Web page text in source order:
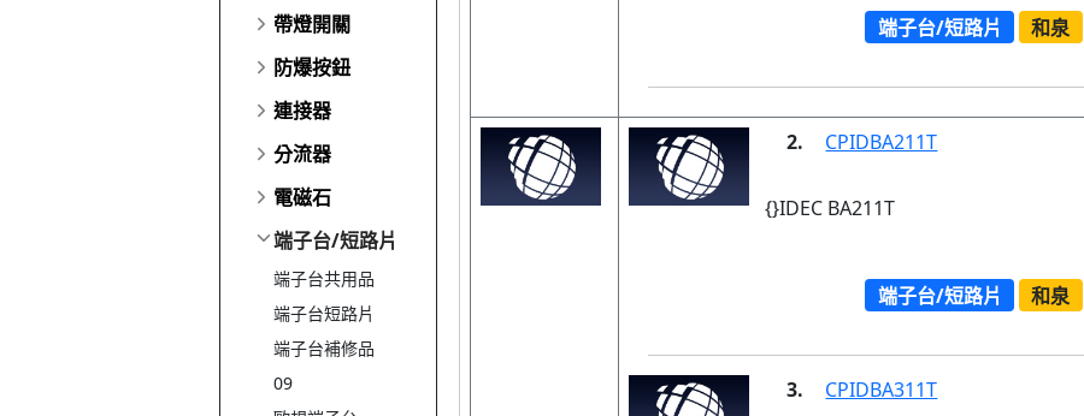
帶燈開關
防爆按鈕
連接器
分流器
電磁石
端子台/短路片
端子台共用品
端子台短路片
端子台補修品
09
端子台/短路片 和泉
2. CPIDBA211T
{}IDEC BA211T
端子台/短路片 和泉
3. CPIDBA311T